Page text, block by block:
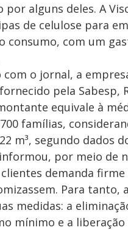
por alguns deles. A
de celulose para
consumo, com um
com o jornal, a
pela Sabesp,
equivale à
famílias,
m³, segundo dados
por meio de
demanda firme
Para tanto,
medidas: a
mínimo e a liberação